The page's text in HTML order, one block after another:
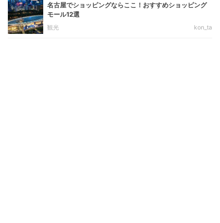
名古屋でショッピングならここ！おすすめショッピング
モール12選
観光 kon_ta